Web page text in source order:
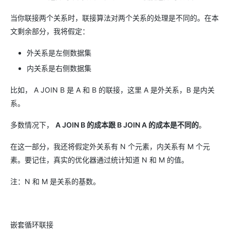
当你联接两个关系时，联接算法对两个关系的处理是不同的。在本
文剩余部分，我将假定：
外关系是左侧数据集
内关系是右侧数据集
比如， A JOIN B 是 A 和 B 的联接，这里 A 是外关系，B 是内关
系。
多数情况下， A JOIN B 的成本跟 B JOIN A 的成本是不同的。
在这一部分，我还将假定外关系有 N 个元素，内关系有 M 个元
素。要记住，真实的优化器通过统计知道 N 和 M 的值。
注：N 和 M 是关系的基数。
嵌套循环联接